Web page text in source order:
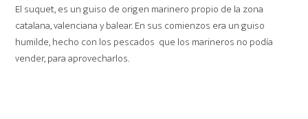
El suquet, es un guiso de origen marinero propio de la zona
catalana, valenciana y balear. En sus comienzos era un guiso
humilde, hecho con los pescados que los marineros no podía
vender, para aprovecharlos.